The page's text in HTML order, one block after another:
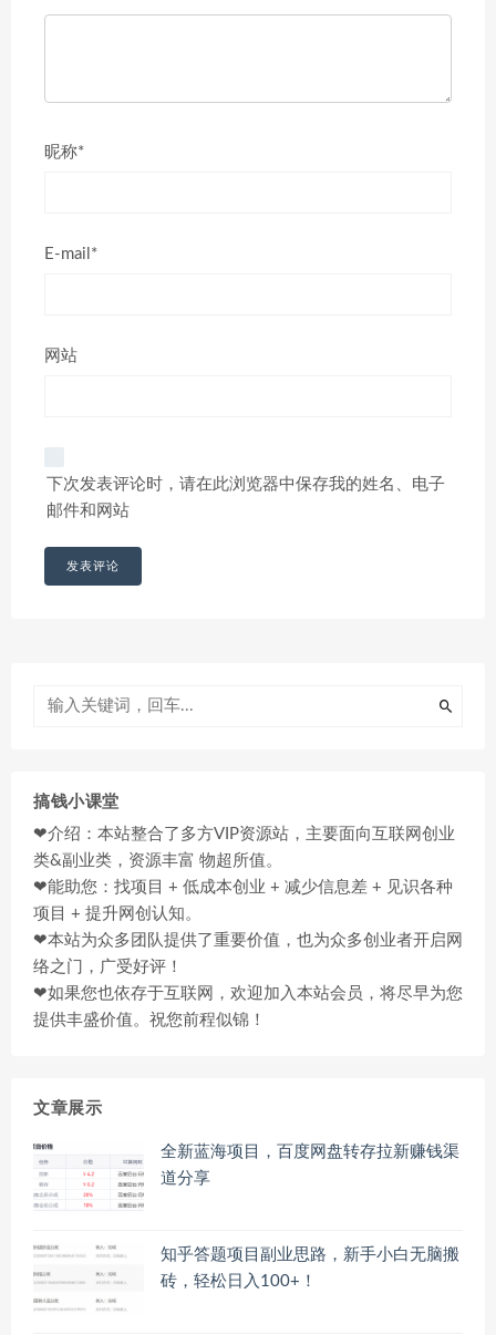
昵称*
E-mail*
网站
下次发表评论时，请在此浏览器中保存我的姓名、电子
邮件和网站
搞钱小课堂
❤介绍：本站整合了多方VIP资源站，主要面向互联网创业
类&副业类，资源丰富 物超所值。
❤能助您：找项目 + 低成本创业 + 减少信息差 + 见识各种
项目 + 提升网创认知。
❤本站为众多团队提供了重要价值，也为众多创业者开启网
络之门，广受好评！
❤如果您也依存于互联网，欢迎加入本站会员，将尽早为您
提供丰盛价值。祝您前程似锦！
文章展示
全新蓝海项目，百度网盘转存拉新赚钱渠
道分享
知乎答题项目副业思路，新手小白无脑搬
砖，轻松日入100+！